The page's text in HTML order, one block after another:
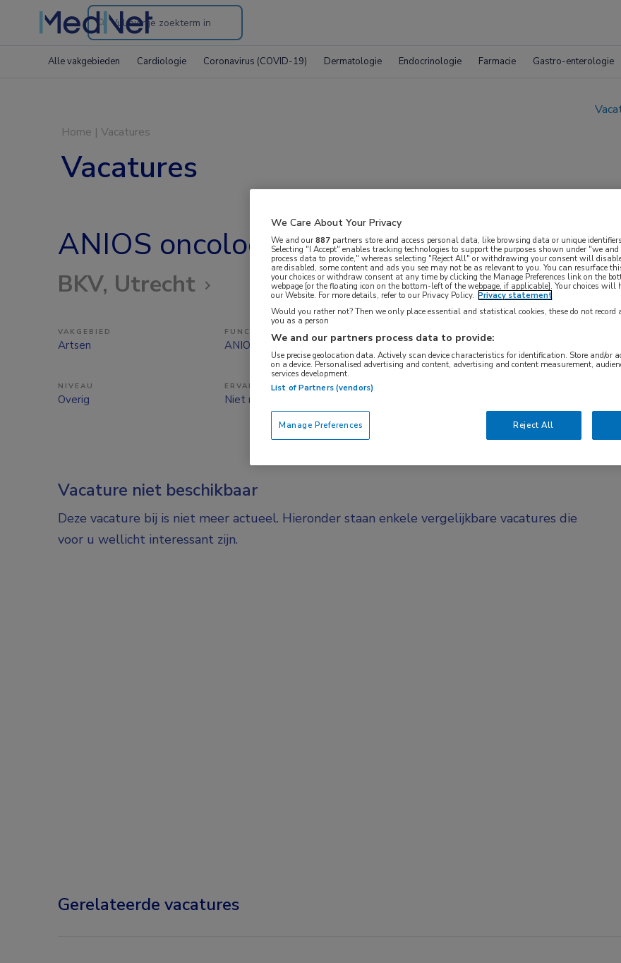
Search
the
Alle vakgebieden Cardiologie Coronavirus (COVID-19) Dermatologie Endocrinologie Farmacie Gastro-enterologie
Home | Vacatures
Vacatures
ANIOS oncologie
BKV, Utrecht
VAKGEBIED
Artsen
FUNCTIE
ANIOS
BRANCHE
Ziekenhuis
NIVEAU
Overig
ERVARING
Niet nader bepaald
Vacature niet beschikbaar
Deze vacature bij is niet meer actueel. Hieronder staan enkele vergelijkbare vacatures die
voor u wellicht interessant zijn.
Gerelateerde vacatures
We Care About Your Privacy
We and our887 partners store and access personal data, like browsing data or unique
Selecting "I Accept" enables tracking technologies to support the purposes shown under "we
process data to provide," whereas selecting "Reject All" or withdrawing your consent will
are disabled, some content and ads you see may not be as relevant to you. You can resurface
your choices or withdraw consent at any time by clicking the Manage Preferences link on the
webpage [or the floating icon on the bottom-left of the webpage, if applicable]. Your choices will
our Website. For more details, refer to our Privacy Policy. Privacy statement
Would you rather not? Then we only place essential and statistical cookies, these do not record
you as a person
We and our partners process data to provide:
Use precise geolocation data. Actively scan device characteristics for identification. Store and/or
on a device. Personalised advertising and content, advertising and content measurement,
services development.
List of Partners (vendors)
Reject All
Manage Preferences